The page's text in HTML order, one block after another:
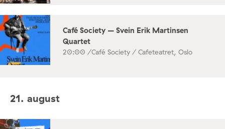
Café Society – Svein Erik Martinsen
Quartet
20:00 /Café Society / Cafeteatret, Oslo
21. august